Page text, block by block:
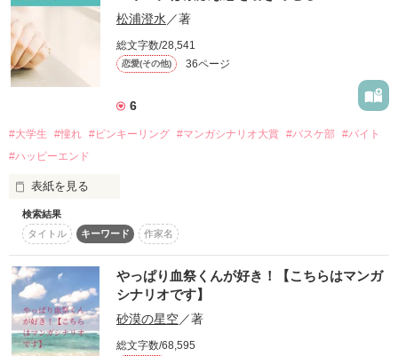
戸倉　蓮
(Ren Tokura)
彼女がいるなら、
「このコ、俺の彼女だから」
「…ごめん。今、ヤキモチ焼いてた」
「好きすぎて、凛ちゃんに触れたくてたまらない」
た美優は蓮に別れを告げ、二人は一度は道を違えてしまう。
作品を読む
自分の見た目や中身にとことん自信がない女の子。幼なじみは
いるが恋愛感情一切無し。
高比良 北星(たかひら ほくと)
高校二年生のヒーロー。
たことない。だけどずっと想いを寄せてる人がいて……。
高校二年生のヒロインのライバル。
学校イチ可愛いと噂される女の子。自身も可愛いと思ってい
て、自分のこと大好き。北星に告白するけど……。
蓮見 由奈(はすみ ゆな)
ヒロインの友人。
姉御肌でなんでもハッキリ物事言える女の子。曲がったことが
大嫌い。冷たいと勘違いされるが実は友達想いで優しい。
松浦澄水 ／著
総文字数/28,541
恋愛(その他) 36ページ
6
#大学生 #憧れ #ピンキーリング #マンガシナリオ大賞 #バスケ部 #バイト
#ハッピーエンド
表紙を見る
「ご存知ですか？ピンキーリングにも意味がある事を……」
デパートの店員さんと話したこの会話がさくらに勇気をくれ
た。
検索結果
タイトル
キーワード 作家名
やっぱり血祭くんが好き！【こちらはマンガ
シナリオです】
砂漠の星空／著
総文字数/68,595